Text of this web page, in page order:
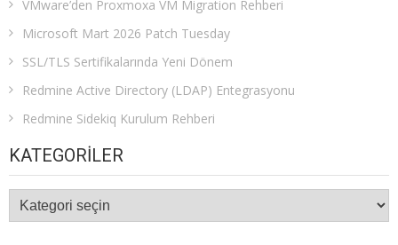
VMware’den Proxmoxa VM Migration Rehberi
Microsoft Mart 2026 Patch Tuesday
SSL/TLS Sertifikalarında Yeni Dönem
Redmine Active Directory (LDAP) Entegrasyonu
Redmine Sidekiq Kurulum Rehberi
KATEGORILER
Kategoriler